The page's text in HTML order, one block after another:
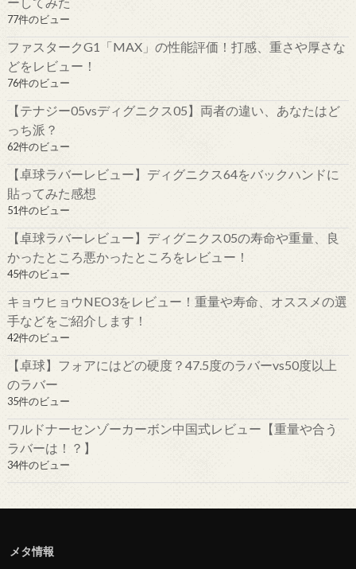
77件のビュー
ファスタークG1「MAX」の性能評価！打感、重さや厚さな
どをレビュー！
76件のビュー
【テナジー05vsディグニクス05】両者の違い、あなたはど
っち派？
62件のビュー
【卓球ラバーレビュー】ディグニクス64をバックハンドに
貼ってみた感想
51件のビュー
【卓球ラバーレビュー】ディグニクス05の寿命や重量、良
かったところ悪かったところをレビュー！
45件のビュー
キョウヒョウNEO3をレビュー！重量や寿命、オススメの選
手などをご紹介します！
42件のビュー
【卓球】フォアにはどの硬度？47.5度のラバーvs50度以上
のラバー
35件のビュー
ワルドナーセンゾーカーボン中国式レビュー【重量や合う
ラバーは！？】
34件のビュー
メタ情報